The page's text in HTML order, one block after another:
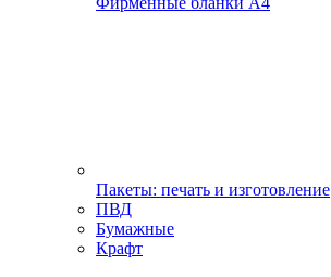
Пакеты: печать и изготовление
ПВД
Бумажные
Крафт